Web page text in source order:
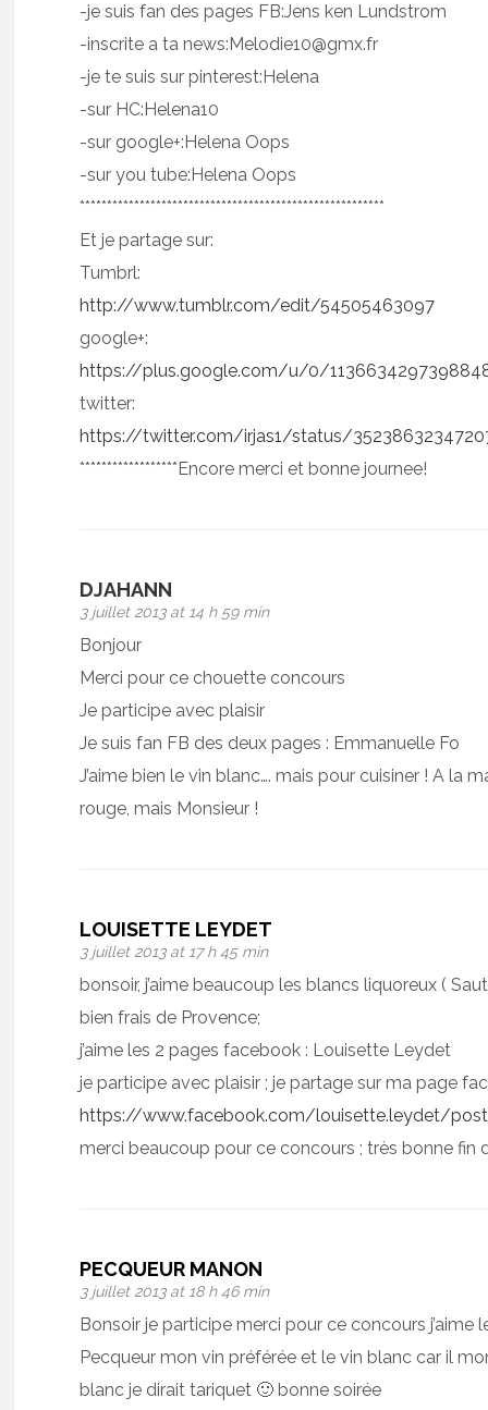
-je suis fan des pages FB:Jens ken Lundstrom
-inscrite a ta news:Melodie10@gmx.fr
-je te suis sur pinterest:Helena
-sur HC:Helena10
-sur google+:Helena Oops
-sur you tube:Helena Oops
********************************************************
Et je partage sur:
Tumbrl:
http://www.tumblr.com/edit/54505463097
google+:
https://plus.google.com/u/0/
twitter:
https://twitter.com/irjas1/status/
******************Encore merci et bonne journee!
DJAHANN
3 juillet 2013 at 14 h 59 min
Bonjour
Merci pour ce chouette concours
Je participe avec plaisir
Je suis fan FB des deux pages : Emmanuelle Fo
J’aime bien le vin blanc…. mais pour cuisiner ! A la
rouge, mais Monsieur !
LOUISETTE LEYDET
3 juillet 2013 at 17 h 45 min
bonsoir, j’aime beaucoup les blancs liquoreux (
bien frais de Provence;
j’aime les 2 pages facebook : Louisette Leydet
je participe avec plaisir ; je partage sur ma page
https://www.facebook.com/louisette.leydet/
merci beaucoup pour ce concours ; très bonne fin
PECQUEUR MANON
3 juillet 2013 at 18 h 46 min
Bonsoir je participe merci pour ce concours j’aime
Pecqueur mon vin préférée et le vin blanc car il
blanc je dirait tariquet 🙂 bonne soirée